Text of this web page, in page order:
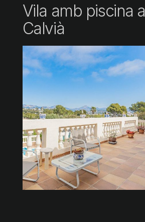
Vila amb piscina a
Calvià